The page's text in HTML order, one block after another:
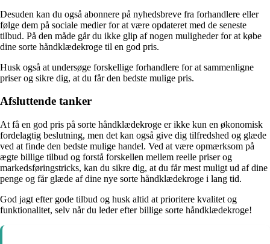
Desuden kan du også abonnere på nyhedsbreve fra forhandlere eller
følge dem på sociale medier for at være opdateret med de seneste
tilbud. På den måde går du ikke glip af nogen muligheder for at købe
dine sorte håndklædekroge til en god pris.
Husk også at undersøge forskellige forhandlere for at sammenligne
priser og sikre dig, at du får den bedste mulige pris.
Afsluttende tanker
At få en god pris på sorte håndklædekroge er ikke kun en økonomisk
fordelagtig beslutning, men det kan også give dig tilfredshed og glæde
ved at finde den bedste mulige handel. Ved at være opmærksom på
ægte billige tilbud og forstå forskellen mellem reelle priser og
markedsføringstricks, kan du sikre dig, at du får mest muligt ud af dine
penge og får glæde af dine nye sorte håndklædekroge i lang tid.
God jagt efter gode tilbud og husk altid at prioritere kvalitet og
funktionalitet, selv når du leder efter billige sorte håndklædekroge!